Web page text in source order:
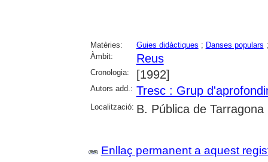
Matèries: Guies didàctiques ; Danses populars
Àmbit:
Reus
Cronologia: [1992]
Autors add.: Tresc : Grup
Localització: B. Pública de Tarragona
Enllaç permanent a aquest